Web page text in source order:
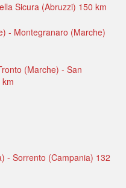
Sicura (Abruzzi) 150 km
- Montegranaro (Marche)
(Marche) - San
- Sorrento (Campania) 132